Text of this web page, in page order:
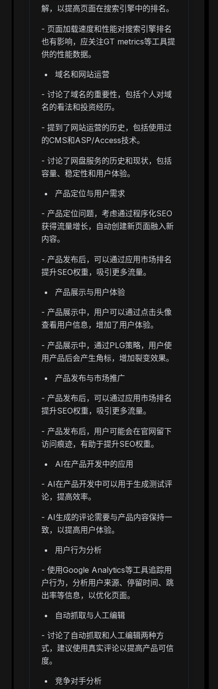
解，以提高页面在搜索引擎中的排名。
- 页面加载速度和性能对搜索引擎排名
也有影响，应关注GT metrics等工具提
供的性能数据。
域名和网站运营
- 讨论了域名的重要性，包括个人对域
名的看法和投资经历。
- 提到了网站运营的历史，包括使用过
的CMS和ASP/Access技术。
- 讨论了网盘服务的历史和现状，包括
容量、稳定性和用户体验。
产品定位与用户需求
- 产品定位问题，考虑通过程序化SEO
获得流量增长，自动创建新页面融入新
内容。
- 产品发布后，可以通过应用市场排名
提升SEO权重，吸引更多流量。
产品展示与用户体验
- 产品展示中，用户可以通过点击头像
查看用户信息，增加了用户体验。
- 产品展示中，通过PLG策略，用户使
用产品后会产生角标，增加裂变效果。
产品发布与市场推广
- 产品发布后，可以通过应用市场排名
提升SEO权重，吸引更多流量。
- 产品发布后，用户可能会在官网留下
访问痕迹，有助于提升SEO权重。
AI在产品开发中的应用
- AI在产品开发中可以用于生成测试评
论，提高效率。
- AI生成的评论需要与产品内容保持一
致，以提高用户体验。
用户行为分析
- 使用Google Analytics等工具追踪用
户行为，分析用户来源、停留时间、跳
出率等信息，以优化页面。
自动抓取与人工编辑
- 讨论了自动抓取和人工编辑两种方
式，建议使用真实评论以提高产品可信
度。
竞争对手分析